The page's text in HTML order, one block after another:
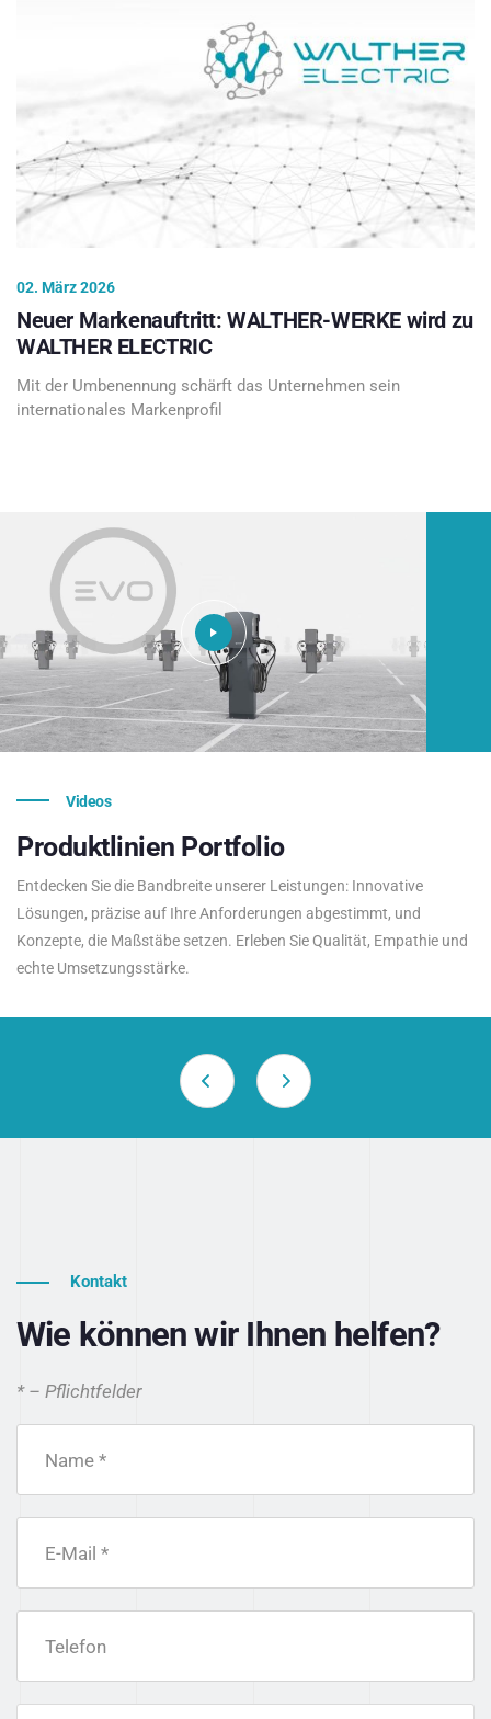
02. März 2026
Neuer Markenauftritt: WALTHER-WERKE wird zu
WALTHER ELECTRIC
Mit der Umbenennung schärft das Unternehmen sein
internationales Markenprofil
Videos
Produktlinien Portfolio
Entdecken Sie die Bandbreite unserer Leistungen: Innovative
Lösungen, präzise auf Ihre Anforderungen abgestimmt, und
Konzepte, die Maßstäbe setzen. Erleben Sie Qualität, Empathie und
echte Umsetzungsstärke.
Kontakt
Wie können wir Ihnen helfen?
* – Pflichtfelder
Name *
E-Mail *
Telefon